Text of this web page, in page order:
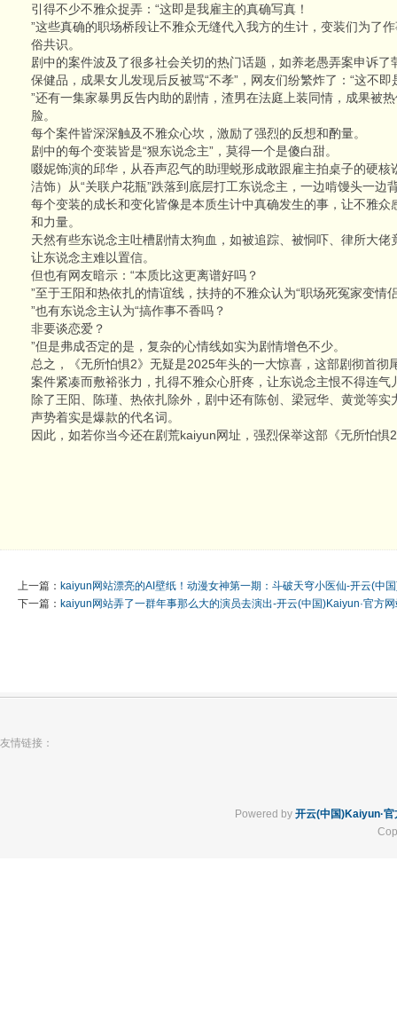
引得不少不雅众捉弄：“这即是我雇主的真确写真！
”这些真确的职场桥段让不雅众无缝代入我方的生计，变装们为了
俗共识。
剧中的案件波及了很多社会关切的热门话题，如养老愚弄案申诉
保健品，成果女儿发现后反被骂“不孝”，网友们纷繁炸了：“这不即
”还有一集家暴男反告内助的剧情，渣男在法庭上装同情，成果被
脸。
每个案件皆深深触及不雅众心坎，激励了强烈的反想和酌量。
剧中的每个变装皆是“狠东说念主”，莫得一个是傻白甜。
啜妮饰演的邱华，从吞声忍气的助理蜕形成敢跟雇主拍桌子的硬核
洁饰）从“关联户花瓶”跌落到底层打工东说念主，一边啃馒头一边
每个变装的成长和变化皆像是本质生计中真确发生的事，让不雅众
和力量。
天然有些东说念主吐槽剧情太狗血，如被追踪、被恫吓、律所大
让东说念主难以置信。
但也有网友暗示：“本质比这更离谱好吗？
”至于王阳和热依扎的情谊线，扶持的不雅众认为“职场死冤家变情
”也有东说念主认为“搞作事不香吗？
非要谈恋爱？
”但是弗成否定的是，复杂的心情线如实为剧情增色不少。
总之，《无所怕惧2》无疑是2025年头的一大惊喜，这部剧彻首彻
案件紧凑而敷裕张力，扎得不雅众心肝疼，让东说念主恨不得连气
除了王阳、陈瑾、热依扎除外，剧中还有陈创、梁冠华、黄觉等实
声势着实是爆款的代名词。
因此，如若你当今还在剧荒kaiyun网址，强烈保举这部《无所怕惧
上一篇： kaiyun网站漂亮的AI壁纸！动漫女神第一期：斗破天穹小医仙-开云(中
下一篇： kaiyun网站弄了一群年事那么大的演员去演出-开云(中国)Kaiyun·官方
友情链接：
Powered by 开云(中国)Kaiyun·